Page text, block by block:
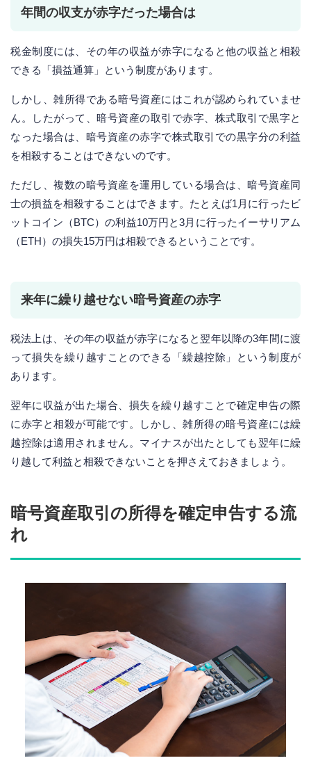
年間の収支が赤字だった場合は
税金制度には、その年の収益が赤字になると他の収益と相殺
できる「損益通算」という制度があります。
しかし、雑所得である暗号資産にはこれが認められていませ
ん。したがって、暗号資産の取引で赤字、株式取引で黒字と
なった場合は、暗号資産の赤字で株式取引での黒字分の利益
を相殺することはできないのです。
ただし、複数の暗号資産を運用している場合は、暗号資産同
士の損益を相殺することはできます。たとえば1月に行ったビ
ットコイン（BTC）の利益10万円と3月に行ったイーサリアム
（ETH）の損失15万円は相殺できるということです。
来年に繰り越せない暗号資産の赤字
税法上は、その年の収益が赤字になると翌年以降の3年間に渡
って損失を繰り越すことのできる「繰越控除」という制度が
あります。
翌年に収益が出た場合、損失を繰り越すことで確定申告の際
に赤字と相殺が可能です。しかし、雑所得の暗号資産には繰
越控除は適用されません。マイナスが出たとしても翌年に繰
り越して利益と相殺できないことを押さえておきましょう。
暗号資産取引の所得を確定申告する流
れ